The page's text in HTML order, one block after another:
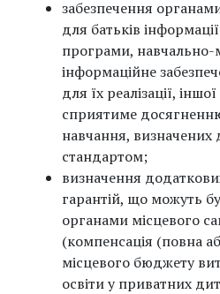
забезпечення
для батьків
програми, навчально-
інформаційне
для їх реалізації,
сприятиме
навчання,
стандартом;
визначення
гарантій, що можуть
органами місцевого
(компенсація (повна
місцевого бюджету
освіти у приватних